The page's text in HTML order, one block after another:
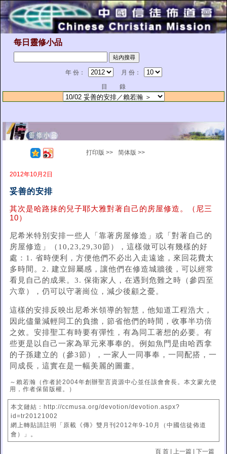
每日靈修小品
年 份：
月 份：
目 錄
打印版 >> 简体版 >>
2012年10月2日
妥善的安排
其次是哈路抹的兒子耶大雅對著自己的房屋修造。（尼三
10）
尼希米特別安排一些人「靠著房屋修造」或「對著自己的
房屋修造」（10,23,29,30節），這樣做可以有幾樣的好
處：1. 省時便利，方便他們不必出入走遠途，來回花費太
多時間。2. 建立歸屬感，讓他們在修造城牆後，可以經常
看見自己的成果。3. 保衛家人，在遇到危難之時（參四至
六章），仍可以守著崗位，減少後顧之憂。
這樣的安排反映出尼希米領導的智慧，他知道工程浩大，
因此儘量減輕同工的負擔，節省他們的時間，收事半功倍
之效。安排聖工有時要有彈性，有為同工著想的必要。有
些更是以自己一家為單元來事奉的。例如魚門是由哈西拿
的子孫建立的（參3節），一家人一同事奉，一同配搭，一
同成長，這實在是一幅美麗的圖畫。
～賴若瀚（作者於2004年創辦聖言資源中心並任該會會長。本文蒙允使
用，作者保留版權。）
本文鏈結：http://ccmusa.org/devotion/devotion.aspx?
id=tr20121002
網上轉貼請註明「原載《傳》雙月刊2012年9-10月（中國信徒佈道
會）」。
頁 首| 上一篇| 下一篇